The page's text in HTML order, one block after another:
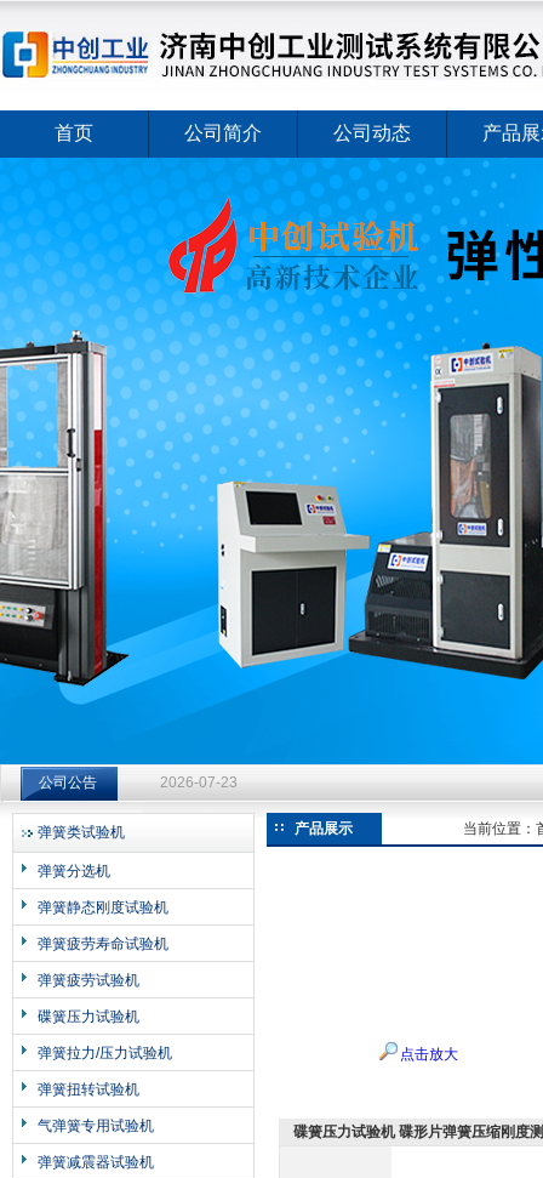
济南中创工业测试系统有限公司
首页 公司简介 公司动态 产品
公司公告
钻杆扭转试验台选型指南：从额定扭矩到加载频率的工况适配
钻杆扭转试验台选型指南：从额定扭矩到加载频率的工况适配
钻杆扭转试验台选型指南：从额定扭矩到加载频率的工况适配
2026-07-23
弹簧类试验机
弹簧分选机
弹簧静态刚度试验机
弹簧疲劳寿命试验机
弹簧疲劳试验机
碟簧压力试验机
弹簧拉力/压力试验机
弹簧扭转试验机
气弹簧专用试验机
弹簧减震器试验机
产品展示 当前位置：
点击放大
碟簧压力试验机 碟形片弹簧压缩刚度